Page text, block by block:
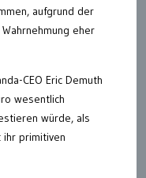
aufgrund der
eher
CEO Eric Demuth
wesentlich
würde, als
primitiven